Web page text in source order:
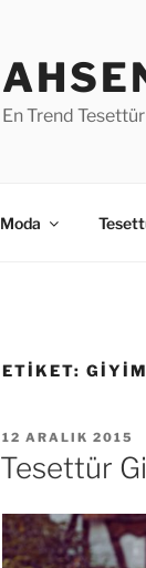
En Trend
Moda
ETIKET:
YAYIM
TARIHI
12 ARALIK 2015
Tesettür